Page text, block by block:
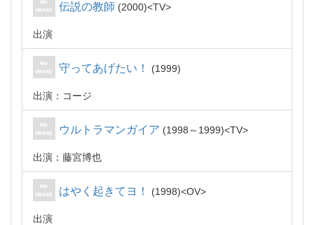
伝説の教師 2000 TV
出演
守ってあげたい！ 1999
出演：コージ
ウルトラマンガイア 1998～1999 TV
出演：藤宮博也
はやく起きてヨ！ 1998 OV
出演